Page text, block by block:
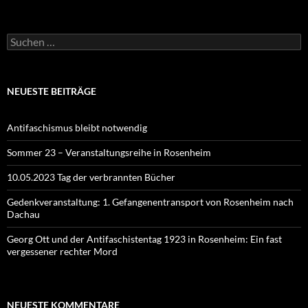
Suchen
nach:
NEUESTE BEITRÄGE
Antifaschismus bleibt notwendig
Sommer 23 – Veranstaltungsreihe in Rosenheim
10.05.2023 Tag der verbrannten Bücher
Gedenkveranstaltung: 1. Gefangenentransport von Rosenheim nach
Dachau
Georg Ott und der Antifaschistentag 1923 in Rosenheim: Ein fast
vergessener rechter Mord
NEUESTE KOMMENTARE